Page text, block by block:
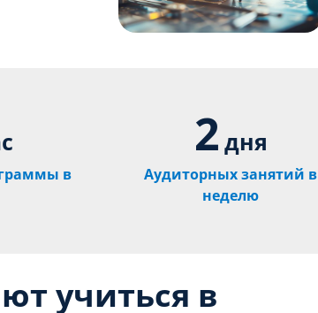
в
2 дня
Аудиторных занятий в
неделю
учиться в